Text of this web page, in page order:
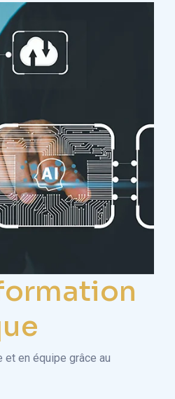
et en équipe grâce au